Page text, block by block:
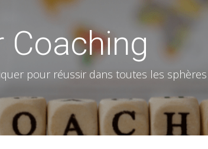
Coaching
pour réussir dans toutes les